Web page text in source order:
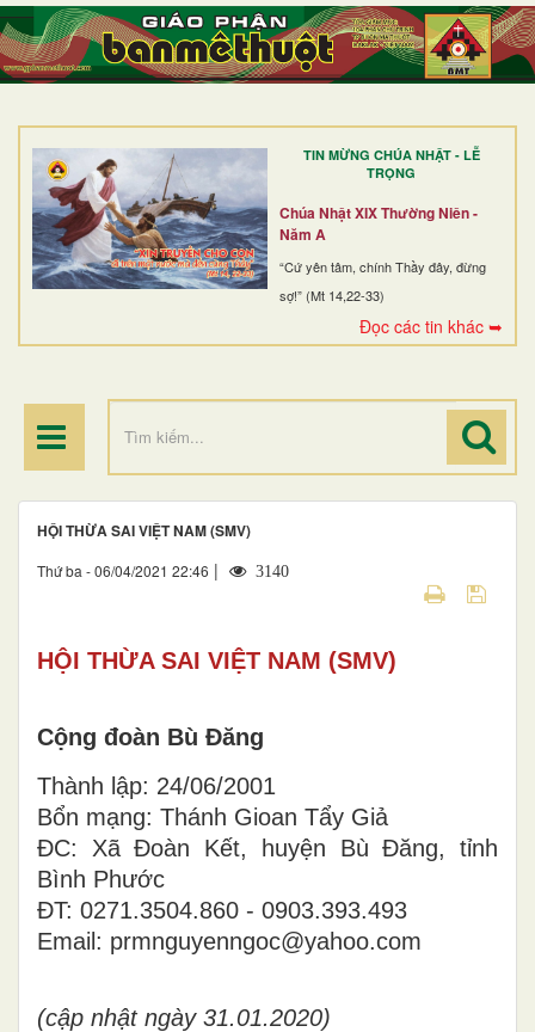
TIN MỪNG CHÚA NHẬT - LỄ
TRỌNG
Chúa Nhật XIX Thường Niên -
Năm A
“Cứ yên tâm, chính Thầy đây, đừng
sợ!” (Mt 14,22-33)
Đọc các tin khác ➥
TRANG NHẤT
GIỚI THIỆU
DÒNG TU
BAN MỤC VỤ
ĐOÀN THỂ CG
ĐIỂM HÀNH HƯƠNG
HỘI THỪA SAI VIỆT NAM (SMV)
Thứ ba - 06/04/2021 22:46 | 3140
HỘI THỪA SAI VIỆT NAM (SMV)
Cộng đoàn Bù Đăng
Thành lập: 24/06/2001
Bổn mạng: Thánh Gioan Tẩy Giả
ĐC: Xã Đoàn Kết, huyện Bù Đăng, tỉnh
Bình Phước
ĐT: 0271.3504.860 - 0903.393.493
Email: prmnguyenngoc@yahoo.com
(cập nhật ngày 31.01.2020)